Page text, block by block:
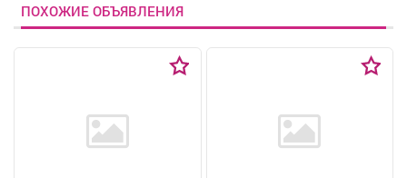
ПОХОЖИЕ ОБЪЯВЛЕНИЯ